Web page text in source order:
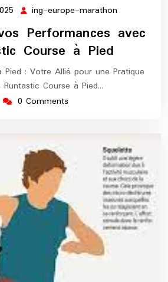
17
2025
ing-europe-marathon
marathon
Performances avec
Course à Pied
Pied : Votre Allié pour une Pratique
Runtastic Course à Pied…
0 Comments